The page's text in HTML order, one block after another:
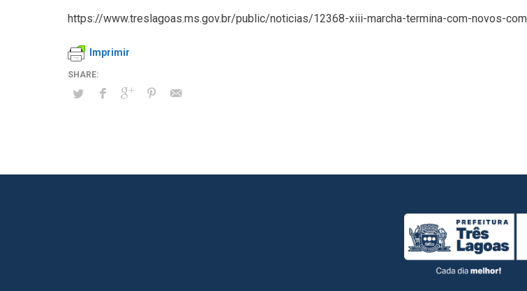
https://www.treslagoas.ms.gov.br/public/noticias/12368-xiii-marcha-termina-com-novos-
Imprimir